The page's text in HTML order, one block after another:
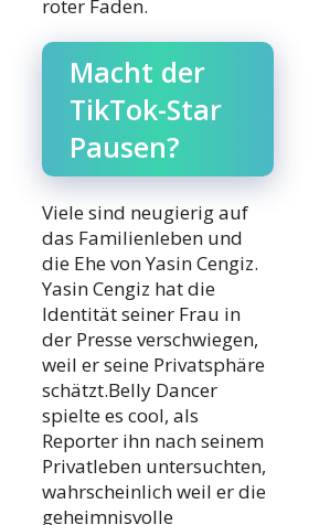
roter Faden.
Macht der
TikTok-Star
Pausen?
Viele sind neugierig auf
das Familienleben und
die Ehe von Yasin Cengiz.
Yasin Cengiz hat die
Identität seiner Frau in
der Presse verschwiegen,
weil er seine Privatsphäre
schätzt.Belly Dancer
spielte es cool, als
Reporter ihn nach seinem
Privatleben untersuchten,
wahrscheinlich weil er die
geheimnisvolle